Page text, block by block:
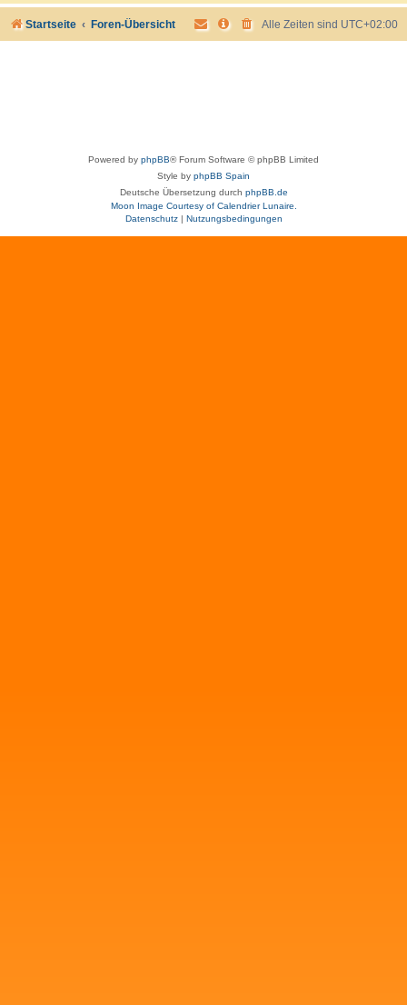
Startseite Foren-Übersicht Alle Zeiten sind UTC+02:00
Powered by phpBB® Forum Software © phpBB Limited
Style by phpBB Spain
Deutsche Übersetzung durch phpBB.de
Moon Image Courtesy of Calendrier Lunaire.
Datenschutz| Nutzungsbedingungen